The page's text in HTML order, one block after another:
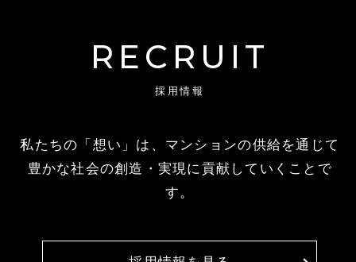
RECRUIT
採用情報
私たちの「想い」は、マンションの供給を通じて
豊かな社会の創造・実現に貢献していくことで
す。